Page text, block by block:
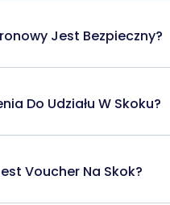
Jest Bezpieczny?
Do Udziału W Skoku?
Voucher Na Skok?